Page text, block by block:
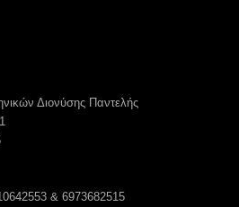
Διονύσης Παντελής
& 6973682515